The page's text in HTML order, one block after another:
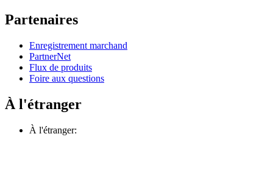
Partenaires
Enregistrement marchand
PartnerNet
Flux de produits
Foire aux questions
À l'étranger
À l'étranger: